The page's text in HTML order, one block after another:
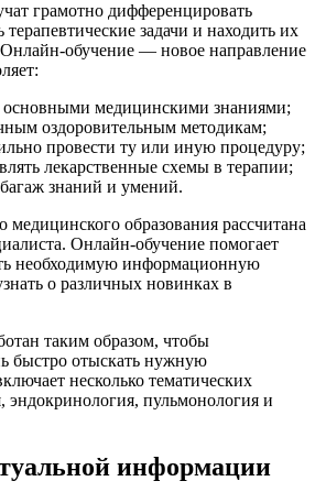
грамотно дифференцировать
задачи и находить их
обучение — новое направление
основными медицинскими знаниями;
оздоровительным методикам;
провести ту или иную процедуру;
лекарственные схемы в терапии;
знаний и умений.
образования рассчитана
Онлайн-обучение помогает
необходимую информационную
о различных новинках в
таким образом, чтобы
быстро отыскать нужную
несколько тематических
эндокринология, пульмонология и
информации